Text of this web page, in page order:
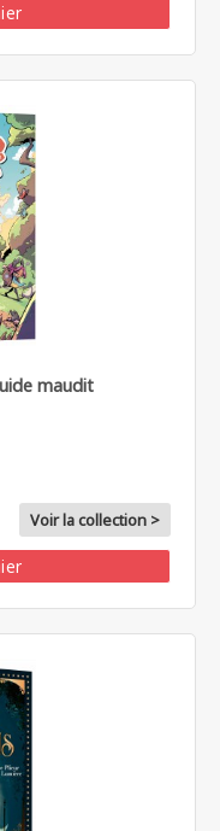
maudit
Voir la collection >